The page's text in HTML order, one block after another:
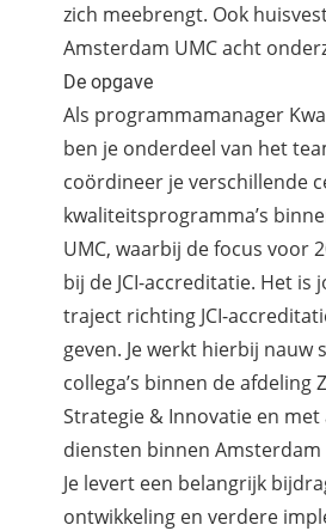
zich meebrengt. Ook
Amsterdam UMC acht
De opgave
Als programmamanager
ben je onderdeel van het
coördineer je verschillende
kwaliteitsprogramma’s
UMC, waarbij de focus voor
bij de JCI-accreditatie. Het is
traject richting JCI-
geven. Je werkt hierbij nauw
collega’s binnen de afdeling
Strategie & Innovatie en met
diensten binnen Amsterdam
Je levert een belangrijk
ontwikkeling en verdere